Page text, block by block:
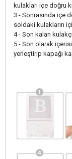
kulakları içe doğru
3 - Sonrasında içe
soldaki kulakların
4 - Son kalan
5 - Son olarak
yerleştirip kapağı